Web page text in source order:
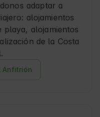
adaptar a
alojamientos
playa, alojamientos
de la Costa
Anfitrión